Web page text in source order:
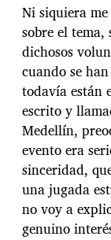
Ni siquiera
sobre el
dichosos
cuando se
todavía están
escrito y
Medellín,
evento era
sinceridad,
una jugada
no voy a
genuino